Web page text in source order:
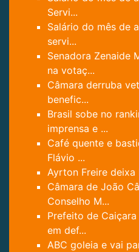
Servi...
Salário do mês de
servi...
Senadora Zenaide
na votaç...
Câmara derruba
benefic...
Brasil sobe no
imprensa e ...
Café quente e
Flávio ...
Ayrton Freire deixa
Câmara de João
Conselho M...
Prefeito de
em def...
ABC goleia e vai